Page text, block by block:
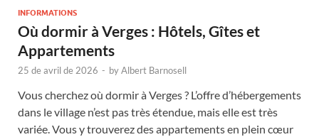
INFORMATIONS
Où dormir à Verges : Hôtels, Gîtes et
Appartements
25 de avril de 2026 - byAlbert Barnosell
Vous cherchez où dormir à Verges ? L’offre d’hébergements
dans le village n’est pas très étendue, mais elle est très
variée. Vous y trouverez des appartements en plein cœur